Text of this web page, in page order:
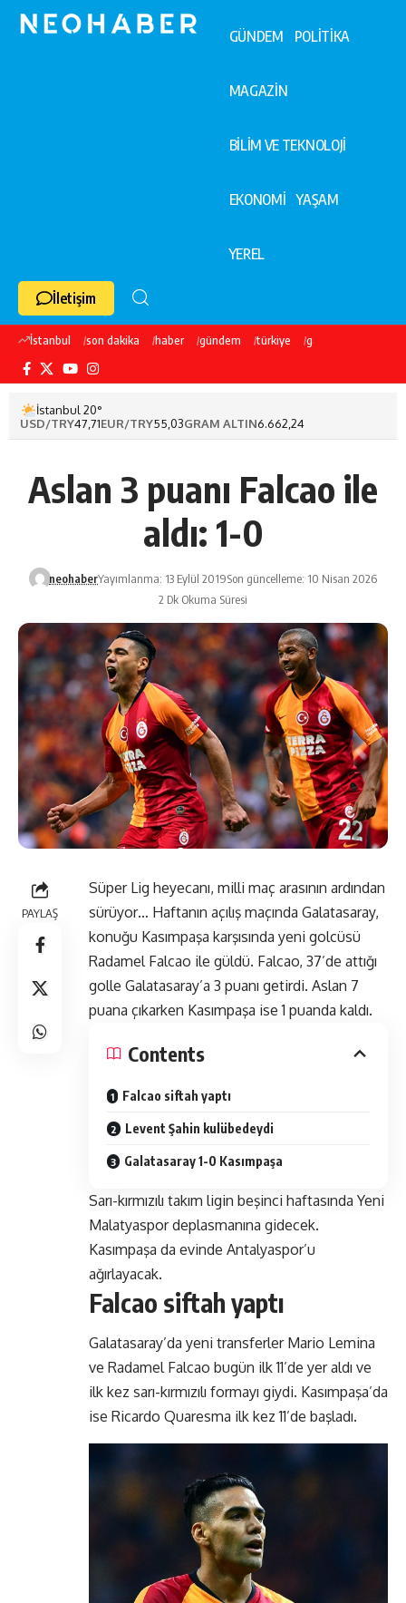
GÜNDEM POLİTİKA
MAGAZİN
BİLİM VE TEKNOLOJİ
EKONOMİ YAŞAM
YEREL
İletişim
İstanbul son dakika haber gündem türkiye galatasaray
İstanbul 20°
USD/TRY47,71EUR/TRY55,03GRAM ALTIN6.662,24
Aslan 3 puanı Falcao ile
aldı: 1-0
neohaberYayımlanma: 13 Eylül 2019Son güncelleme: 10 Nisan 2026
2 Dk Okuma Süresi
PAYLAŞ
Süper Lig heyecanı, milli maç arasının ardından
sürüyor… Haftanın açılış maçında Galatasaray,
konuğu Kasımpaşa karşısında yeni golcüsü
Radamel Falcao ile güldü. Falcao, 37’de attığı
golle Galatasaray’a 3 puanı getirdi. Aslan 7
puana çıkarken Kasımpaşa ise 1 puanda kaldı.
Contents
Falcao siftah yaptı
Levent Şahin kulübedeydi
Galatasaray 1-0 Kasımpaşa
Sarı-kırmızılı takım ligin beşinci haftasında Yeni
Malatyaspor deplasmanına gidecek.
Kasımpaşa da evinde Antalyaspor’u
ağırlayacak.
Falcao siftah yaptı
Galatasaray’da yeni transferler Mario Lemina
ve Radamel Falcao bugün ilk 11’de yer aldı ve
ilk kez sarı-kırmızılı formayı giydi. Kasımpaşa’da
ise Ricardo Quaresma ilk kez 11’de başladı.